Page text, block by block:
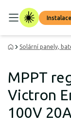
Instalace
Solární panely,
MPPT
Victron
100V